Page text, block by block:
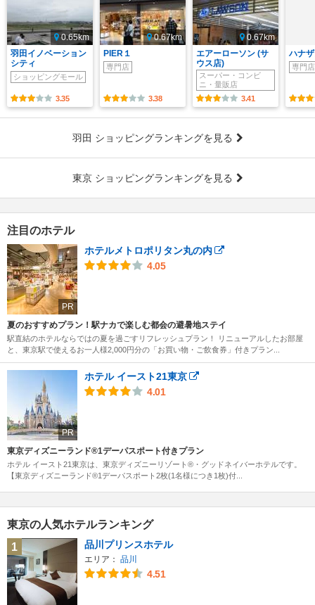
0.65km
羽田イノベーション
シティ
ショッピングモール
3.35
0.67km
PIER１
専門店
3.38
0.67km
エアーローソン (サ
ウス店)
スーパー・コンビ
ニ・量販店
3.41
ハナ
専門店
羽田 ショッピングランキングを見る
東京 ショッピングランキングを見る
注目のホテル
PR
ホテルメトロポリタン丸の内
4.05
夏のおすすめプラン！駅ナカで楽しむ都会の避暑地ステイ
駅直結のホテルならではの夏を過ごすリフレッシュプラン！ リニューアルしたお部屋
と、東京駅で使えるお一人様2,000円分の「お買い物・ご飲食券」付きプラン...
PR
ホテル イースト21東京
4.01
東京ディズニーランド®1デーパスポート付きプラン
ホテル イースト21東京は、東京ディズニーリゾート®・グッドネイバーホテルです。
【東京ディズニーランド®1デーパスポート2枚(1名様につき1枚)付...
東京の人気ホテルランキング
1
品川プリンスホテル
エリア： 品川
4.51